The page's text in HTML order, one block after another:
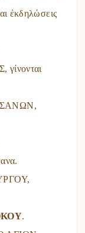
ἐκδηλώσεις
ΣΑΝΩΝ,
.